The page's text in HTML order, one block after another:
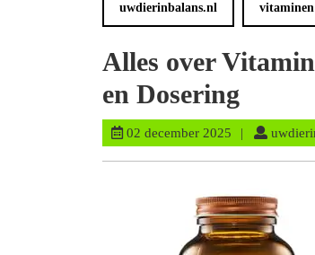
uwdierinbalans.nl vitaminen
Alles over
en Dosering
02 december 2025 02